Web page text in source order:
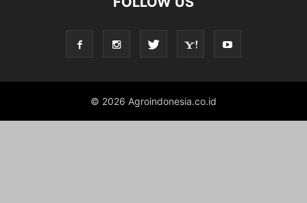
© 2026 Agroindonesia.co.id